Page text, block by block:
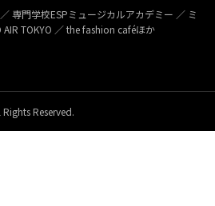
専門学校ESPミュージカルアカデミー ／ ミ
AIR TOKYO ／ the fashion caféほか
Reserved.